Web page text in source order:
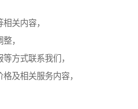
关内容，
，
方式联系我们，
及相关服务内容，